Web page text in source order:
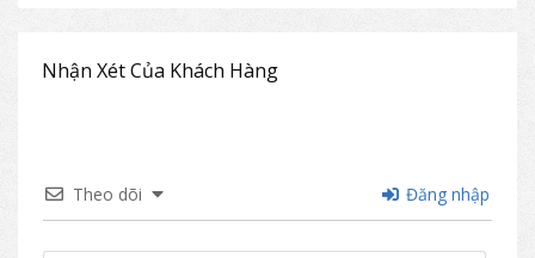
Nhận Xét Của Khách Hàng
Theo dõi Đăng nhập